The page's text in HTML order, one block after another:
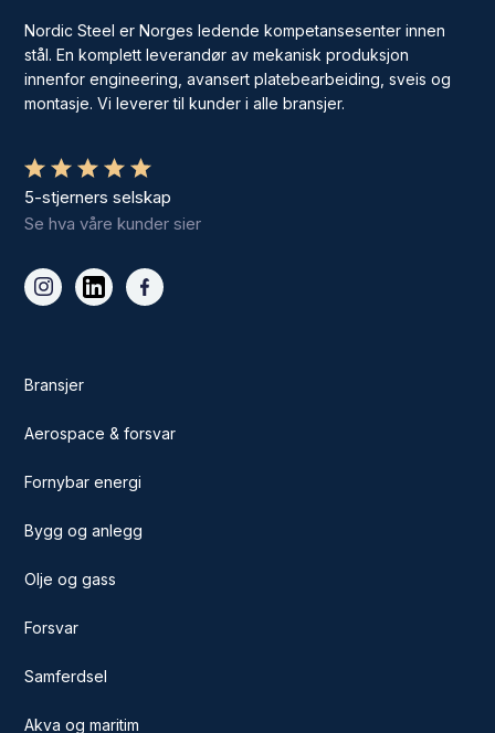
Nordic Steel er Norges ledende kompetansesenter innen
stål. En komplett leverandør av mekanisk produksjon
innenfor engineering, avansert platebearbeiding, sveis og
montasje. Vi leverer til kunder i alle bransjer.
5-stjerners selskap
Se hva våre kunder sier
Bransjer
Aerospace & forsvar
Fornybar energi
Bygg og anlegg
Olje og gass
Forsvar
Samferdsel
Akva og maritim